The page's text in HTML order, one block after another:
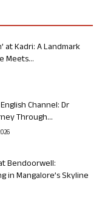
at Kadri: A Landmark
Meets...
Channel: Dr
Through...
Bendoorwell:
in Mangalore’s Skyline